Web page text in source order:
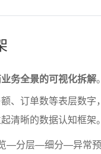
务全景的可视化拆解
、订单数等表层数字
清晰的数据认知框架。
—分层—细分—异常